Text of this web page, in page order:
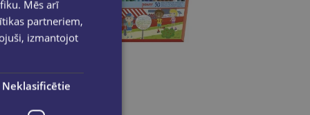
Mēs arī
partneriem,
izmantojot
Neklasificētie